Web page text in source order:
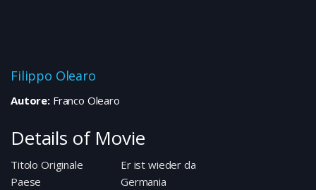
Filippo Olearo
Autore:Franco Olearo
Details of Movie
Titolo Originale
Er ist wieder da
Paese
Germania